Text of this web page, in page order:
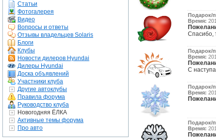
Статьи
Фотогалерея
Видео
Вопросы и ответы
Отзывы владельцев Solaris
Блоги
Клубы
Новости дилеров Hyundai
Дилеры Hyundai
Доска объявлений
Участники клуба
Другие автоклубы
Правила форума
Руководство клуба
Новогодняя ЁЛКА
Активные темы форума
Про авто
Подарок/
Время:
Спасибо,
Подарок/
Время:
С
Подарок/
Время:
Подарок/
Время: